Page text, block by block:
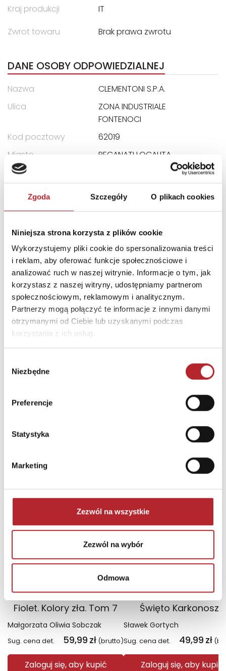
Zgoda Szczegóły O plikach cookies
Niniejsza strona korzysta z plików cookie
Wykorzystujemy pliki cookie do spersonalizowania treści
i reklam, aby oferować funkcje społecznościowe i
analizować ruch w naszej witrynie. Informacje o tym, jak
korzystasz z naszej witryny, udostępniamy partnerom
społecznościowym, reklamowym i analitycznym.
Partnerzy mogą połączyć te informacje z innymi danymi
otrzymanymi od Ciebie lub uzyskanymi podczas
korzystania z ich usług.
zgody
Niezbędne
Preferencje
Statystyka
Marketing
Zezwól na wszystkie
Zezwól na wybór
Odmowa
Kraj produkcji
IT
Zwrot towaru
Brak prawa zwrotu
DANE OSOBY ODPOWIEDZIALNEJ
Nazwa
CLEMENTONI S.P.A.
Ulica
ZONA INDUSTRIALE
FONTENOCI
Kod pocztowy
62019
Miasto
RECANATI LOCALITA
E-mail
assistenza@clementoni.it
Wyłączność
Fiolet. Kolory zła. Tom 7
Małgorzata Oliwia Sobczak
Sug. cena det. 59,99 zł (brutto)
Zaloguj się, aby kupić
Wyłączność
Święto Karkonoszy
Sławek Gortych
Sug. cena det. 49,99 zł
Zaloguj się, aby kupić